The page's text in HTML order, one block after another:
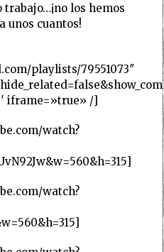
los hemos
unos cuantos!
playlists/79551073″
iframe=»true» /]
watch?
watch?